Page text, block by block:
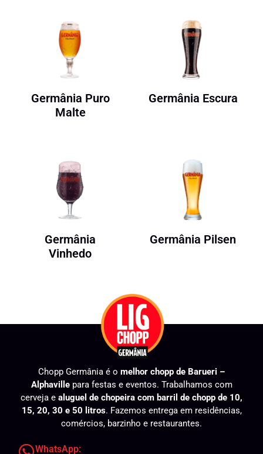
Germânia Puro
Malte
Germânia Escura
Germânia
Vinhedo
Germânia Pilsen
WhatsApp:
Chopp Germânia é o melhor chopp de Barueri –
Alphavillepara festas e eventos. Trabalhamos com
cerveja e aluguel de chopeira com barril de chopp de 10,
15, 20, 30 e 50 litros. Fazemos entrega em residências,
comércios, barzinho e restaurantes.